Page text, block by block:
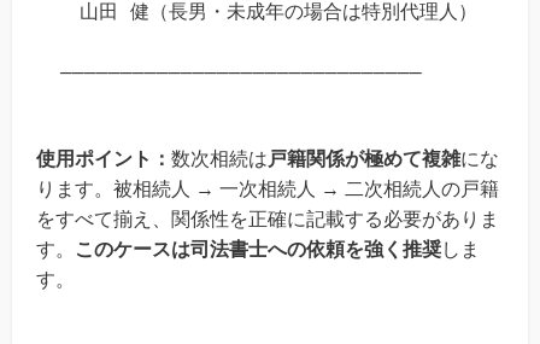
山田 健（長男・未成年の場合は特別代理人）
使用ポイント： 数次相続は 戸籍関係が極めて複雑にな
ります。被相続人 → 一次相続人 → 二次相続人の戸籍
をすべて揃え、関係性を正確に記載する必要がありま
す。
このケースは司法書士への依頼を強く推奨しま
す。